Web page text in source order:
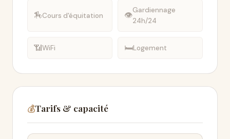
🏇Cours d'équitation 👁Gardiennage
24h/24
📶WiFi 🛏Logement
💰Tarifs & capacité